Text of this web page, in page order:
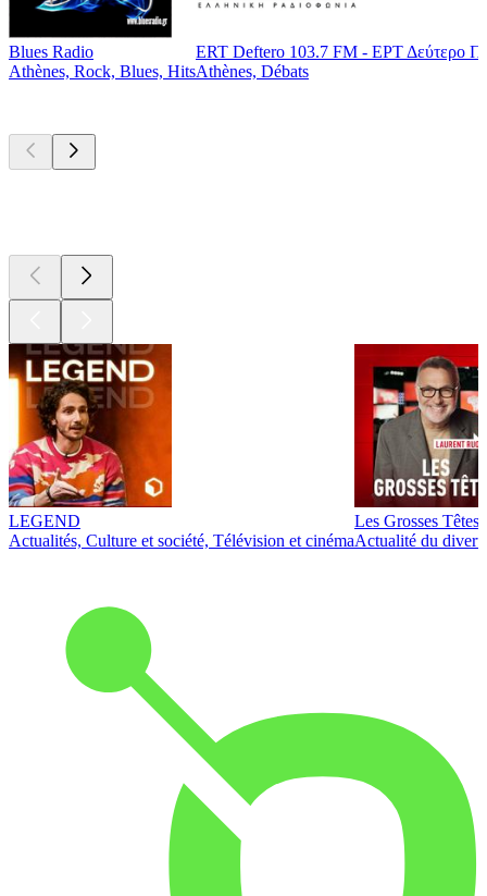
Blues Radio
Athènes, Rock, Blues, Hits
ERT Deftero 103.7 FM - ΕΡΤ Δεύτερο
Athènes, Débats
LEGEND
Actualités, Culture et société, Télévision et cinéma
Les Grosses Têtes
Actualité du